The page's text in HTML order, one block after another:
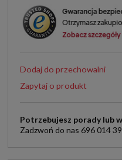
Dodaj do przechowalni
Zapytaj o produkt
Potrzebujesz porady lub
Zadzwoń do nas 696 014